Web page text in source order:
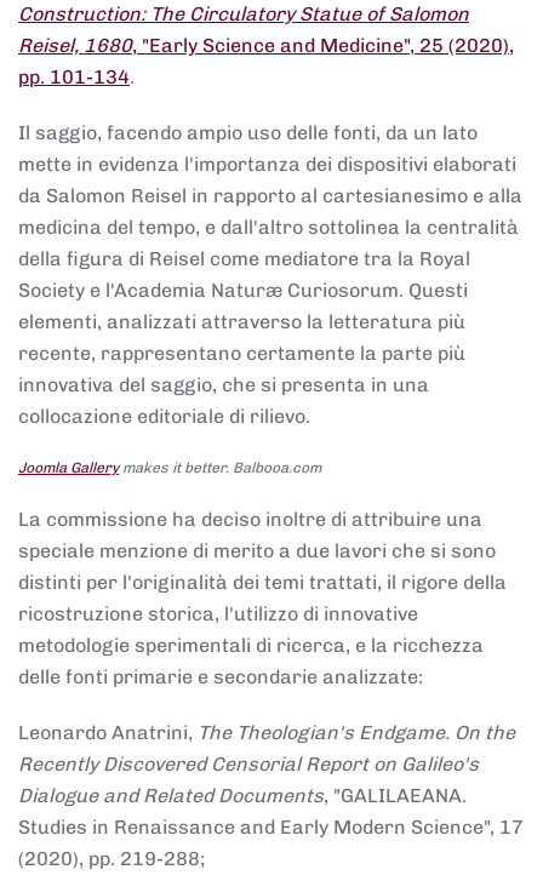
Construction: The Circulatory Statue of Salomon
Reisel, 1680, "Early Science and Medicine", 25 (2020),
pp. 101-134.
Il saggio, facendo ampio uso delle fonti, da un lato
mette in evidenza l'importanza dei dispositivi elaborati
da Salomon Reisel in rapporto al cartesianesimo e alla
medicina del tempo, e dall'altro sottolinea la centralità
della figura di Reisel come mediatore tra la Royal
Society e l'Academia Naturæ Curiosorum. Questi
elementi, analizzati attraverso la letteratura più
recente, rappresentano certamente la parte più
innovativa del saggio, che si presenta in una
collocazione editoriale di rilievo.
Joomla Gallerymakes it better. Balbooa.com
La commissione ha deciso inoltre di attribuire una
speciale menzione di merito a due lavori che si sono
distinti per l'originalità dei temi trattati, il rigore della
ricostruzione storica, l'utilizzo di innovative
metodologie sperimentali di ricerca, e la ricchezza
delle fonti primarie e secondarie analizzate:
Leonardo Anatrini, The Theologian's Endgame. On the
Recently Discovered Censorial Report on Galileo's
Dialogue and Related Documents, "GALILAEANA.
Studies in Renaissance and Early Modern Science", 17
(2020), pp. 219-288;